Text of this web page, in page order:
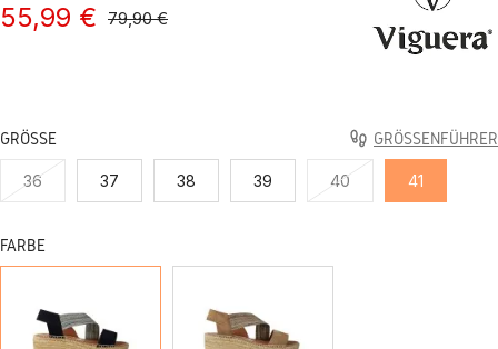
55,99 € 79,90 €
GRÖSSE GRÖSSENFÜHRER
36 37 38 39 40 41
FARBE